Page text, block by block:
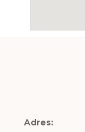
Adres: